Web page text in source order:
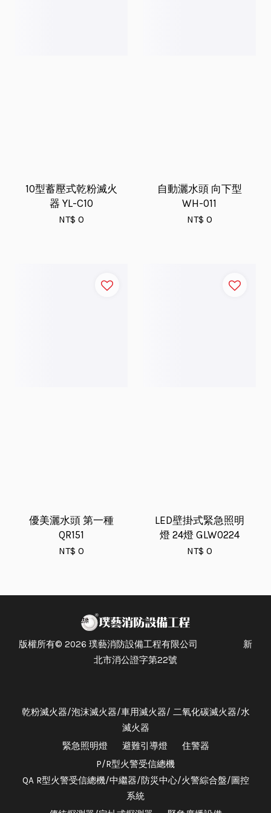
10型蓄壓式乾粉滅火
器 YL-C10
NT$ 0
自動灑水頭 向下型
WH-011
NT$ 0
優美灑水頭 第一種
QR151
NT$ 0
LED壁掛式緊急照明
燈 24燈 GLW0224
NT$ 0
版權所有© 2026 璞藝消防設備工程有限公司 新
北市消公證字第22號
乾粉滅火器/泡沫滅火器/車用滅火器/ 二氧化碳滅火器/水
滅火器
緊急照明燈
避難引導燈
住警器
P/R型火警受信總機
QA R型火警受信總機/中繼器/防災中心/火警綜合盤/圖控
系統